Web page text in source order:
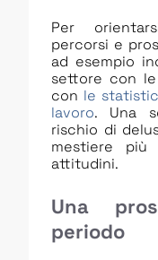
Per
percorsi e
ad esempio
settore con
con le
lavoro. Una
rischio di
mestiere
attitudini.
Una
periodo